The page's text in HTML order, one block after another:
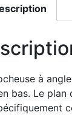
à
bas. Le